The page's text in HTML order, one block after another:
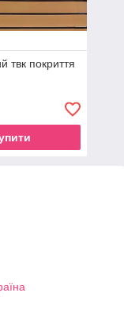
твк покриття